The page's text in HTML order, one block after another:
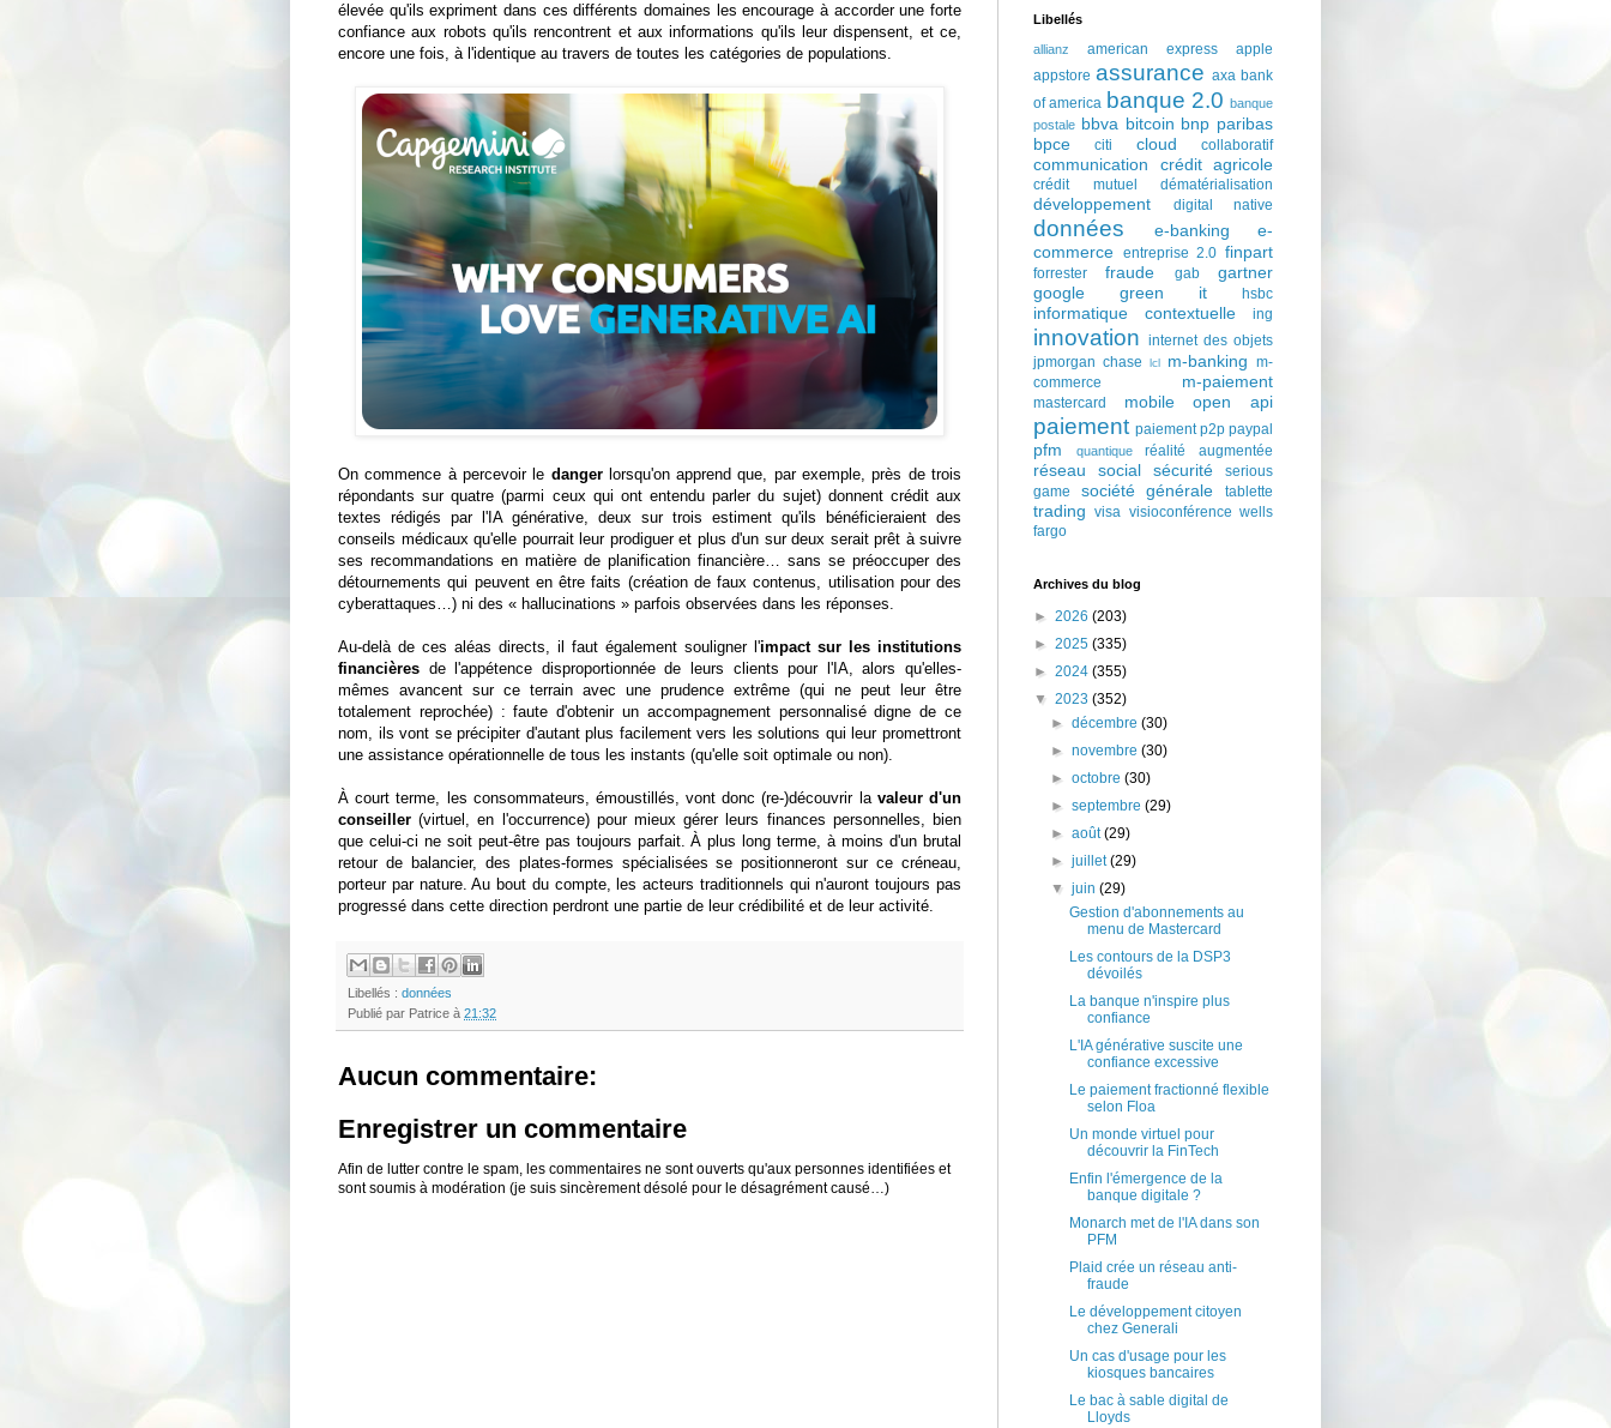
élevée qu'ils expriment dans ces différents domaines les encourage à accorder une forte
confiance aux robots qu'ils rencontrent et aux informations qu'ils leur dispensent, et ce,
encore une fois, à l'identique au travers de toutes les catégories de populations.
On commence à percevoir le dangerlorsqu'on apprend que, par exemple, près de trois
répondants sur quatre (parmi ceux qui ont entendu parler du sujet) donnent crédit aux
textes rédigés par l'IA générative, deux sur trois estiment qu'ils bénéficieraient des
conseils médicaux qu'elle pourrait leur prodiguer et plus d'un sur deux serait prêt à suivre
ses recommandations en matière de planification financière… sans se préoccuper des
détournements qui peuvent en être faits (création de faux contenus, utilisation pour des
cyberattaques…) ni des « hallucinations » parfois observées dans les réponses.
Au-delà de ces aléas directs, il faut également souligner l'impact sur les institutions
financières de l'appétence disproportionnée de leurs clients pour l'IA, alors qu'elles-
mêmes avancent sur ce terrain avec une prudence extrême (qui ne peut leur être
totalement reprochée) : faute d'obtenir un accompagnement personnalisé digne de ce
nom, ils vont se précipiter d'autant plus facilement vers les solutions qui leur promettront
une assistance opérationnelle de tous les instants (qu'elle soit optimale ou non).
À court terme, les consommateurs, émoustillés, vont donc (re-)découvrir la valeur d'un
conseiller (virtuel, en l'occurrence) pour mieux gérer leurs finances personnelles, bien
que celui-ci ne soit peut-être pas toujours parfait. À plus long terme, à moins d'un brutal
retour de balancier, des plates-formes spécialisées se positionneront sur ce créneau,
porteur par nature. Au bout du compte, les acteurs traditionnels qui n'auront toujours pas
progressé dans cette direction perdront une partie de leur crédibilité et de leur activité.
Libellés : données
Publié par Patrice à 21:32
Aucun commentaire:
Enregistrer un commentaire
Afin de lutter contre le spam, les commentaires ne sont ouverts qu'aux personnes identifiées et
sont soumis à modération (je suis sincèrement désolé pour le désagrément causé…)
Libellés
allianz american express
apple
appstore assurance axa bank
of america banque 2.0 banque
postale bbva bitcoin bnp paribas
bpce
citi cloud collaboratif
communication crédit agricole
crédit mutuel dématérialisation
développement digital native
données e-banking
e-
commerce entreprise 2.0 finpart
forrester fraude gab
gartner
google
green it hsbc
informatique contextuelle ing
innovation internet des objets
jpmorgan chase
lcl m-banking m-
commerce
m-paiement
mastercard mobile open api
paiement paiement p2p paypal
pfm quantique réalité augmentée
réseau social sécurité
serious
game
société générale tablette
trading visa visioconférence wells
fargo
Archives du blog
► 2026 (203)
► 2025 (335)
► 2024 (355)
▼ 2023 (352)
►décembre(30)
►novembre(30)
►octobre(30)
►septembre(29)
►août(29)
►juillet(29)
▼juin(29)
Gestion d'abonnements au
menu de Mastercard
Les contours de la DSP3
dévoilés
La banque n'inspire plus
confiance
L'IA générative suscite une
confiance excessive
Le paiement fractionné flexible
selon Floa
Un monde virtuel pour
découvrir la FinTech
Enfin l'émergence de la
banque digitale ?
Monarch met de l'IA dans son
PFM
Plaid crée un réseau anti-
fraude
Le développement citoyen
chez Generali
Un cas d'usage pour les
kiosques bancaires
Le bac à sable digital de
Lloyds